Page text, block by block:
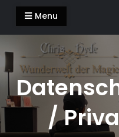
Menu
/